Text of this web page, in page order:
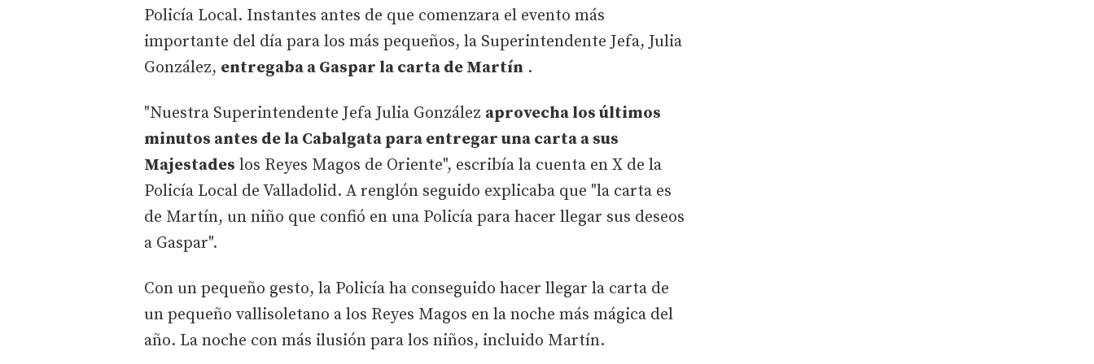
Policía Local. Instantes antes de que comenzara el evento más
importante del día para los más pequeños, la Superintendente Jefa, Julia
González, entregaba a Gaspar la carta de Martín .
"Nuestra Superintendente Jefa Julia González aprovecha los últimos
minutos antes de la Cabalgata para entregar una carta a sus
Majestades los Reyes Magos de Oriente", escribía la cuenta en X de la
Policía Local de Valladolid. A renglón seguido explicaba que "la carta es
de Martín, un niño que confió en una Policía para hacer llegar sus deseos
a Gaspar".
Con un pequeño gesto, la Policía ha conseguido hacer llegar la carta de
un pequeño vallisoletano a los Reyes Magos en la noche más mágica del
año. La noche con más ilusión para los niños, incluido Martín.